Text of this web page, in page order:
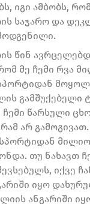
იგი ამბობს,
საჯარო და
წინ
მე ჩემი რვა
გამშუქებელი
წარსული
არ
თუ ნახავთ
იქვე
იყო
ანგარიში